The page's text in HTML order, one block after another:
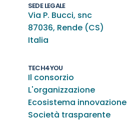
SEDE LEGALE
Via P. Bucci, snc
87036, Rende (CS)
Italia
TECH4YOU
Il consorzio
L'organizzazione
Ecosistema innovazione
Società trasparente